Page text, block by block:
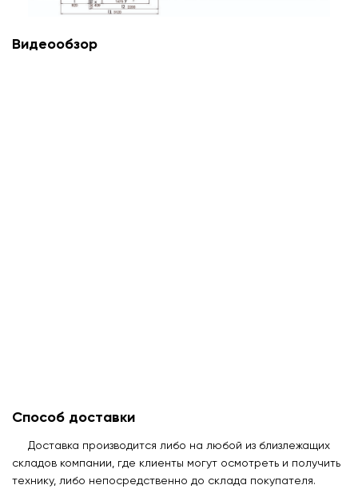
Видеообзор
Способ доставки
Доставка производится либо на любой из близлежащих
складов компании, где клиенты могут осмотреть и получить
технику, либо непосредственно до склада покупателя.